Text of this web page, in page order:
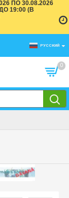
ПО 30.08.2026
19:00 (В
РУССКИЙ
0